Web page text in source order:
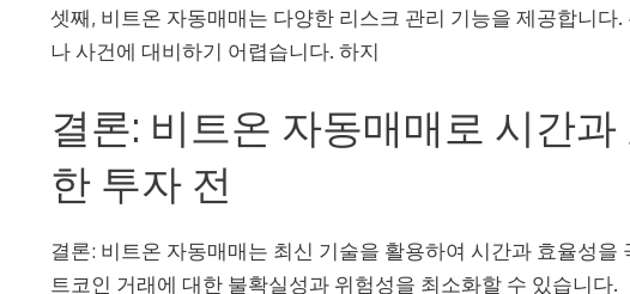
셋째, 비트온 자동매매는 다양한 리스크 관리 기능을 제공합니
나 사건에 대비하기 어렵습니다. 하지
결론: 비트온 자동매매로 시간
한 투자 전
결론: 비트온 자동매매는 최신 기술을 활용하여 시간과 효율성
트코인 거래에 대한 불확실성과 위험성을 최소화할 수 있습니다.